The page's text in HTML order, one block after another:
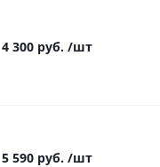
4 300 руб. /шт
5 590 руб. /шт